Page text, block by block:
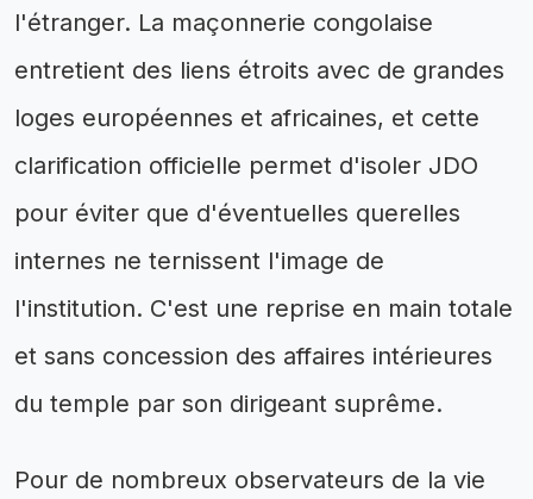
l'étranger. La maçonnerie congolaise
entretient des liens étroits avec de grandes
loges européennes et africaines, et cette
clarification officielle permet d'isoler JDO
pour éviter que d'éventuelles querelles
internes ne ternissent l'image de
l'institution. C'est une reprise en main totale
et sans concession des affaires intérieures
du temple par son dirigeant suprême.
Pour de nombreux observateurs de la vie